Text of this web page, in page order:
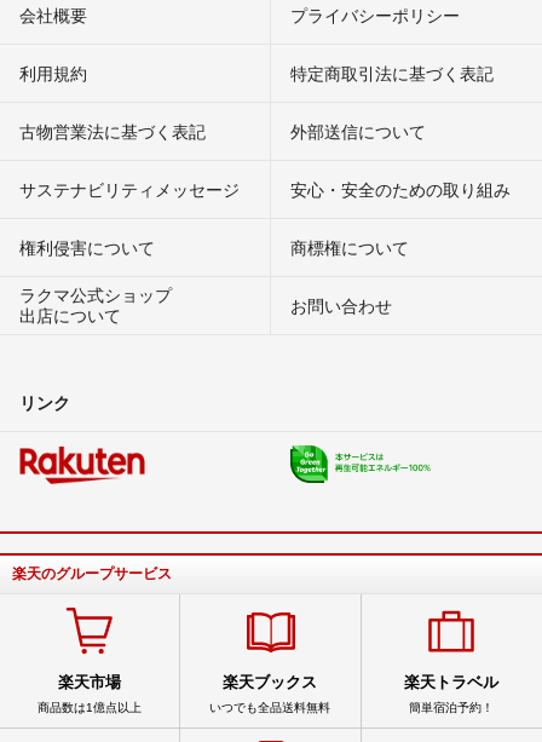
会社概要 プライバシーポリシー
利用規約 特定商取引法に基づく表記
古物営業法に基づく表記 外部送信について
サステナビリティメッセージ 安心・安全のための取り組み
権利侵害について
商標権について
ラクマ公式ショップ
出店について
お問い合わせ
リンク
楽天のグループサービス
楽天市場
商品数は1億点以上
楽天ブックス
いつでも全品送料無料
楽天トラベル
簡単宿泊予約！